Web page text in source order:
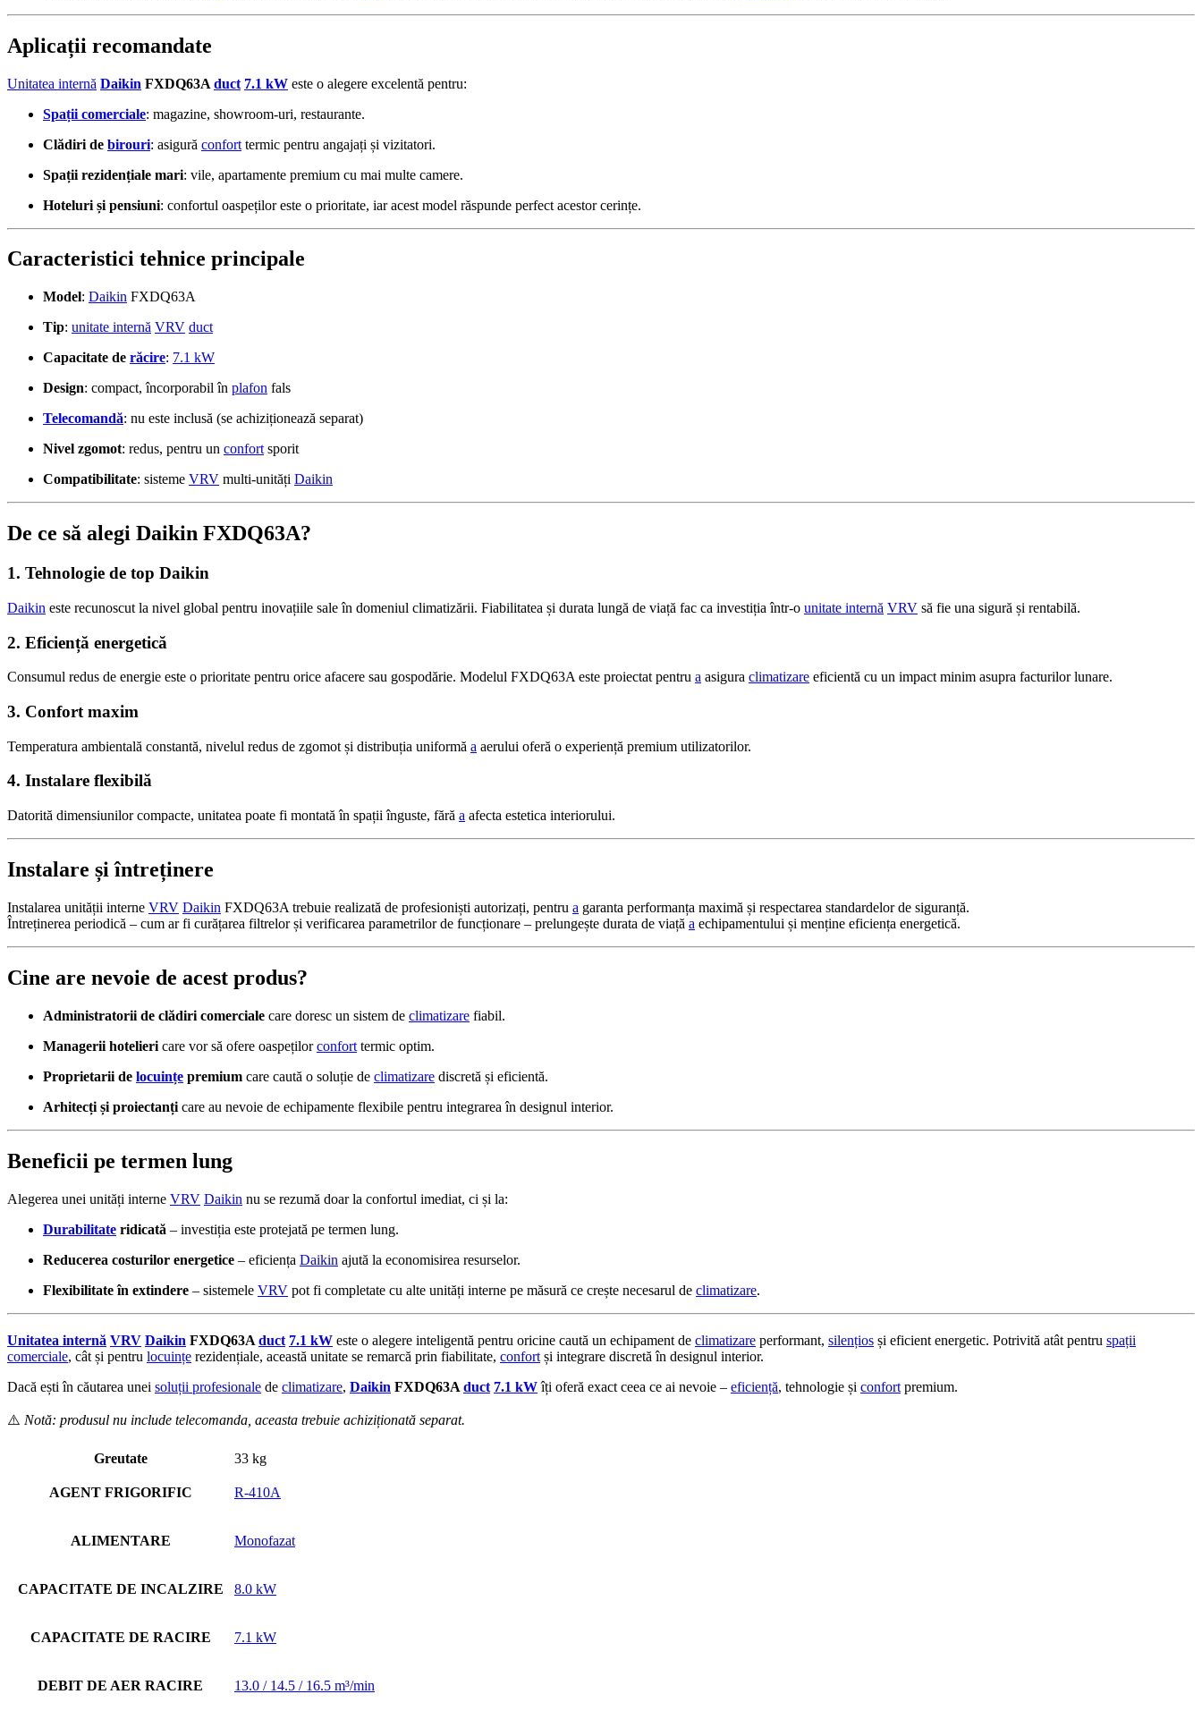
Aplicații recomandate
Unitatea internă Daikin FXDQ63A duct 7.1 kW este o alegere excelentă pentru:
Spații comerciale: magazine, showroom-uri, restaurante.
Clădiri de birouri: asigură confort termic pentru angajați și vizitatori.
Spații rezidențiale mari: vile, apartamente premium cu mai multe camere.
Hoteluri și pensiuni: confortul oaspeților este o prioritate, iar acest model răspunde perfect acestor cerințe.
Caracteristici tehnice principale
Model: Daikin FXDQ63A
Tip: unitate internă VRV duct
Capacitate de răcire: 7.1 kW
Design: compact, încorporabil în plafon fals
Telecomandă: nu este inclusă (se achiziționează separat)
Nivel zgomot: redus, pentru un confort sporit
Compatibilitate: sisteme VRV multi-unități Daikin
De ce să alegi Daikin FXDQ63A?
1. Tehnologie de top Daikin
Daikin este recunoscut la nivel global pentru inovațiile sale în domeniul climatizării. Fiabilitatea și durata lungă de viață fac ca investiția într-o unitate internă VRV să fie una sigură și rentabilă.
2. Eficiență energetică
Consumul redus de energie este o prioritate pentru orice afacere sau gospodărie. Modelul FXDQ63A este proiectat pentru a asigura climatizare eficientă cu un impact minim asupra facturilor lunare.
3. Confort maxim
Temperatura ambientală constantă, nivelul redus de zgomot și distribuția uniformă a aerului oferă o experiență premium utilizatorilor.
4. Instalare flexibilă
Datorită dimensiunilor compacte, unitatea poate fi montată în spații înguste, fără a afecta estetica interiorului.
Instalare și întreținere
Instalarea unității interne VRV Daikin FXDQ63A trebuie realizată de profesioniști autorizați, pentru a garanta performanța maximă și respectarea standardelor de siguranță.
Întreținerea periodică – cum ar fi curățarea filtrelor și verificarea parametrilor de funcționare – prelungește durata de viață a echipamentului și menține eficiența energetică.
Cine are nevoie de acest produs?
Administratorii de clădiri comerciale care doresc un sistem de climatizare fiabil.
Managerii hotelieri care vor să ofere oaspețilorconfort termic optim.
Proprietarii de locuințe premium care caută o soluție de climatizare discretă și eficientă.
Arhitecți și proiectanți care au nevoie de echipamente flexibile pentru integrarea în designul interior.
Beneficii pe termen lung
Alegerea unei unități interne VRV Daikin nu se rezumă doar la confortul imediat, ci și la:
Durabilitate ridicată – investiția este protejată pe termen lung.
Reducerea costurilor energetice – eficiența Daikin ajută la economisirea resurselor.
Flexibilitate în extindere – sistemele VRV pot fi completate cu alte unități interne pe măsură ce crește necesarul de climatizare.
Unitatea internă VRV Daikin FXDQ63A duct 7.1 kW este o alegere inteligentă pentru oricine caută un echipament de climatizare performant, silențios și eficient energetic. Potrivită atât pentru spații
comerciale, cât și pentru locuințe rezidențiale, această unitate se remarcă prin fiabilitate, confort și integrare discretă în designul interior.
Dacă ești în căutarea unei soluții profesionale de climatizare, Daikin FXDQ63A duct 7.1 kWîți oferă exact ceea ce ai nevoie – eficiență, tehnologie și confort premium.
⚠️ Notă: produsul nu include telecomanda, aceasta trebuie achiziționată separat.
Greutate 33 kg
AGENT FRIGORIFIC R-410A
ALIMENTARE Monofazat
CAPACITATE DE INCALZIRE 8.0 kW
CAPACITATE DE RACIRE 7.1 kW
DEBIT DE AER RACIRE 13.0 / 14.5 / 16.5 m³/min